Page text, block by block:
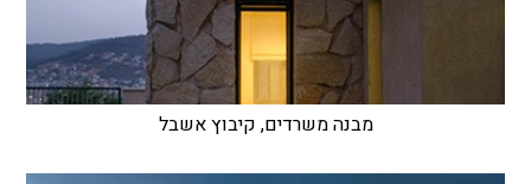
מבנה משרדים, קיבוץ אשבל